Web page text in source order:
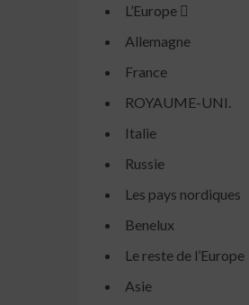
L’Europe 
Allemagne
France
ROYAUME-UNI.
Italie
Russie
Les pays nordiques
Benelux
Le reste de l’Europe
Asie